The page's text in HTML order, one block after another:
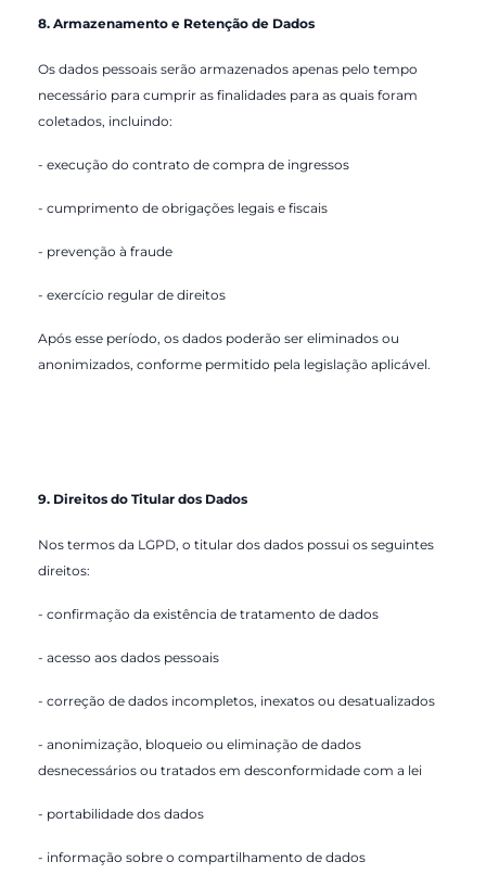
8. Armazenamento e Retenção de Dados
Os dados pessoais serão armazenados apenas pelo tempo
necessário para cumprir as finalidades para as quais foram
coletados, incluindo:
- execução do contrato de compra de ingressos
- cumprimento de obrigações legais e fiscais
- prevenção à fraude
- exercício regular de direitos
Após esse período, os dados poderão ser eliminados ou
anonimizados, conforme permitido pela legislação aplicável.
9. Direitos do Titular dos Dados
Nos termos da LGPD, o titular dos dados possui os seguintes
direitos:
- confirmação da existência de tratamento de dados
- acesso aos dados pessoais
- correção de dados incompletos, inexatos ou desatualizados
- anonimização, bloqueio ou eliminação de dados
desnecessários ou tratados em desconformidade com a lei
- portabilidade dos dados
- informação sobre o compartilhamento de dados